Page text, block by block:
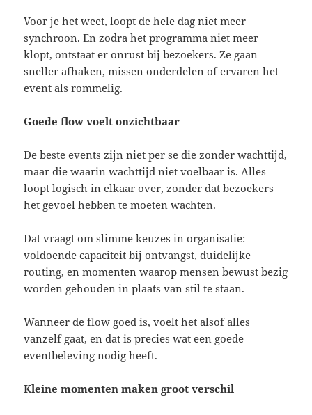
Voor je het weet, loopt de hele dag niet meer
synchroon. En zodra het programma niet meer
klopt, ontstaat er onrust bij bezoekers. Ze gaan
sneller afhaken, missen onderdelen of ervaren het
event als rommelig.
Goede flow voelt onzichtbaar
De beste events zijn niet per se die zonder wachttijd,
maar die waarin wachttijd niet voelbaar is. Alles
loopt logisch in elkaar over, zonder dat bezoekers
het gevoel hebben te moeten wachten.
Dat vraagt om slimme keuzes in organisatie:
voldoende capaciteit bij ontvangst, duidelijke
routing, en momenten waarop mensen bewust bezig
worden gehouden in plaats van stil te staan.
Wanneer de flow goed is, voelt het alsof alles
vanzelf gaat, en dat is precies wat een goede
eventbeleving nodig heeft.
Kleine momenten maken groot verschil